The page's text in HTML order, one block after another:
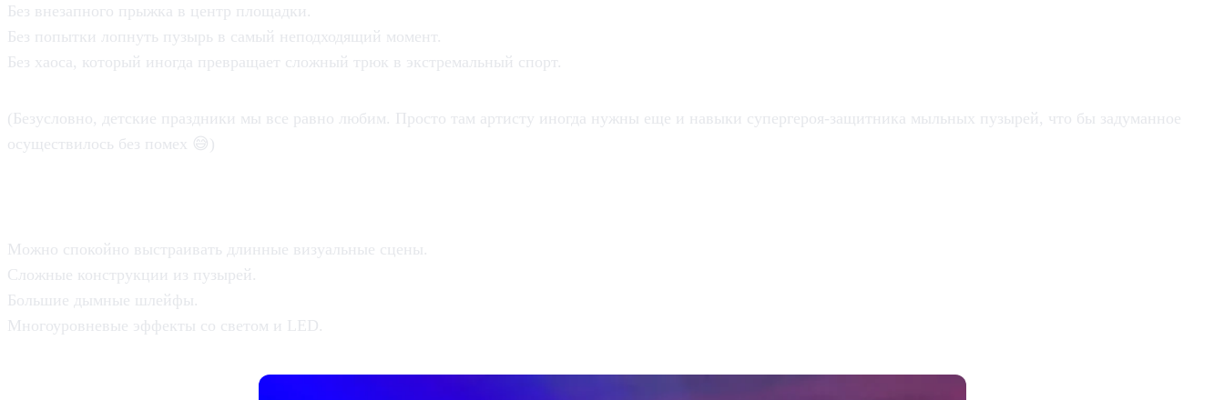
Без внезапного прыжка в центр площадки.
Без попытки лопнуть пузырь в самый неподходящий момент.
Без хаоса, который иногда превращает сложный трюк в экстремальный спорт.
(Безусловно, детские праздники мы все равно любим. Просто там артисту иногда нужны еще и навыки супергероя-защитника мыльных пузырей, что бы задуманное
осуществилось без помех 😅)
Можно спокойно выстраивать длинные визуальные сцены.
Сложные конструкции из пузырей.
Большие дымные шлейфы.
Многоуровневые эффекты со светом и LED.